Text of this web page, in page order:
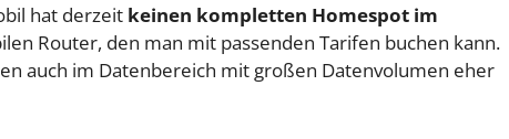
hat derzeit keinen kompletten Homespot im
Router, den man mit passenden Tarifen buchen kann.
auch im Datenbereich mit großen Datenvolumen eher